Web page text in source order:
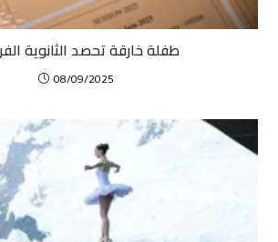
طفلة خارقة تحصد الثانوية
08/09/2025